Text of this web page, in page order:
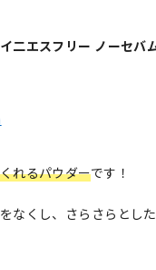
二エスフリー ノーセバ
れるパウダーです！
なくし、さらさらとし